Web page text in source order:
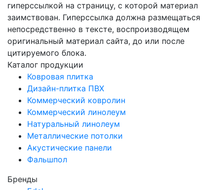
гиперссылкой на страницу, с которой материал
заимствован. Гиперссылка должна размещаться
непосредственно в тексте, воспроизводящем
оригинальный материал сайта, до или после
цитируемого блока.
Каталог продукции
Ковровая плитка
Дизайн-плитка ПВХ
Коммерческий ковролин
Коммерческий линолеум
Натуральный линолеум
Металлические потолки
Акустические панели
Фальшпол
Бренды